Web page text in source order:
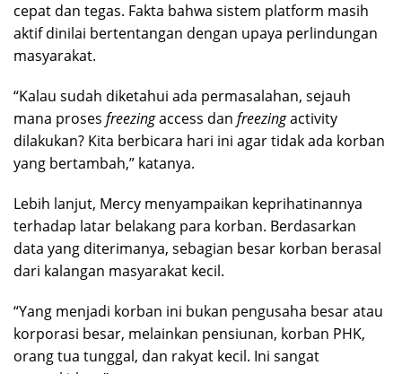
cepat dan tegas. Fakta bahwa sistem platform masih
aktif dinilai bertentangan dengan upaya perlindungan
masyarakat.
“Kalau sudah diketahui ada permasalahan, sejauh
mana proses freezingaccess dan freezingactivity
dilakukan? Kita berbicara hari ini agar tidak ada korban
yang bertambah,” katanya.
Lebih lanjut, Mercy menyampaikan keprihatinannya
terhadap latar belakang para korban. Berdasarkan
data yang diterimanya, sebagian besar korban berasal
dari kalangan masyarakat kecil.
“Yang menjadi korban ini bukan pengusaha besar atau
korporasi besar, melainkan pensiunan, korban PHK,
orang tua tunggal, dan rakyat kecil. Ini sangat